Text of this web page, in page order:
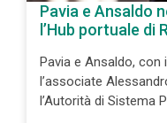
Pavia e Ansaldo
l’Hub portuale di
Pavia e Ansaldo, con
l’associate
l’Autorità di Sistema